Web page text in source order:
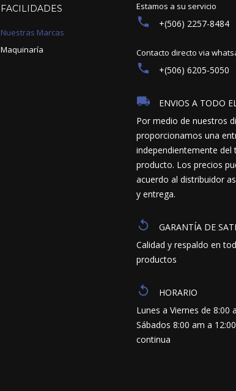
FACILIDADES
Nuestras Marcas
Maquinaría
Estamos a su servicio
+(506) 2257-8484
Contacto directo via
+(506) 6205-5050
ENVIOS A TODO
Por medio de nuestros
proporcionamos una
independientemente del
producto. Los precios
acuerdo al distribuidor
y entrega.
GARANTÍA DE
Calidad y respaldo en
productos
HORARIO
Lunes a Viernes de 8:00
Sábados 8:00 am a
continua